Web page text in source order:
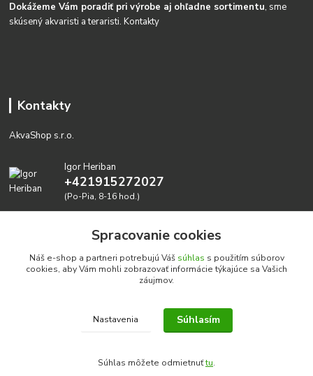
Dokážeme Vám poradiť pri výrobe aj ohľadne sortimentu, sme
skúsený akvaristi a teraristi.Kontakty
Kontakty
AkvaShop s.r.o.
Igor Heriban
+421915272027
(Po-Pia, 8-16 hod.)
Realizujeme prírodné akvária: AkvaShop s.r.o. • IBAN:
SK3911000000002947087849
Spracovanie cookies
Náš e-shop a partneri potrebujú Váš súhlas s použitím súborov
cookies, aby Vám mohli zobrazovať informácie týkajúce sa Vašich
záujmov.
Nastavenia Súhlasím
Súhlas môžete odmietnuťtu.